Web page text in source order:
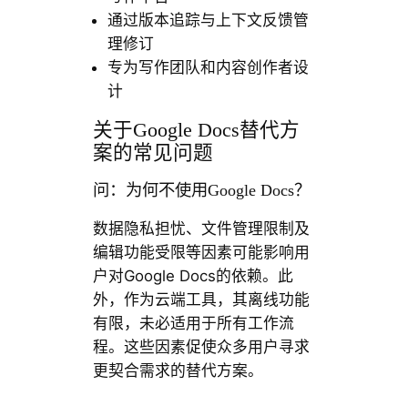
通过版本追踪与上下文反馈管
理修订
专为写作团队和内容创作者设
计
关于Google Docs替代方
案的常见问题
问：为何不使用Google Docs？
数据隐私担忧、文件管理限制及
编辑功能受限等因素可能影响用
户对Google Docs的依赖。此
外，作为云端工具，其离线功能
有限，未必适用于所有工作流
程。这些因素促使众多用户寻求
更契合需求的替代方案。